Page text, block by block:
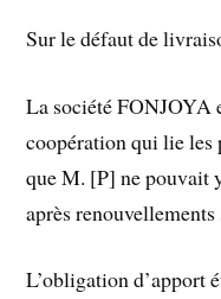
Sur le défaut de
La société FONJOYA
coopération qui lie les
que M. [P] ne pouvait
après
L’obligation d’apport